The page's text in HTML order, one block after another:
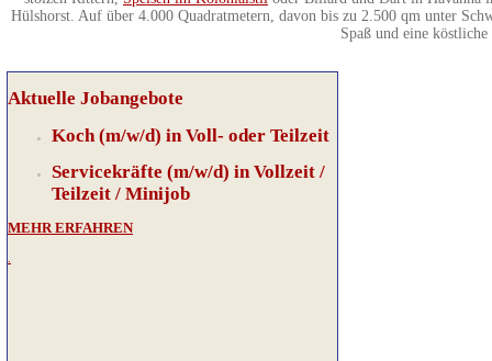
Hülshorst. Auf über 4.000 Quadratmetern, davon bis zu 2.500 qm unter
Spaß und eine
Aktuelle Jobangebote
Koch (m/w/d) in Voll- oder Teilzeit
Servicekräfte (m/w/d) in Vollzeit /
Teilzeit / Minijob
MEHR ERFAHREN